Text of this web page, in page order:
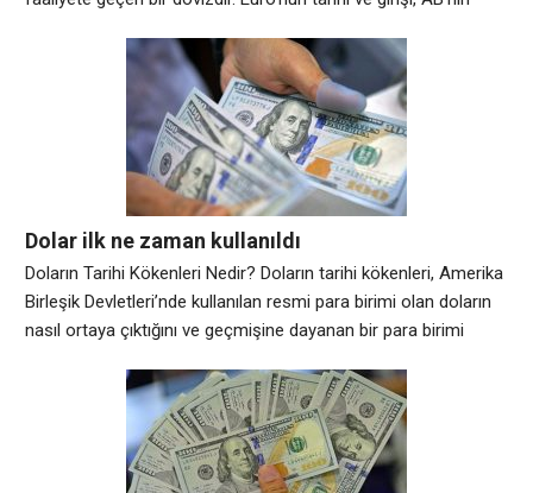
Ekonomik Topluluğu’nun (AET) kuruluşundan bu yana, Avrupa
ülkeleri arasındaki ekonomik entegrasyon çabaları artmış ve
ortak bir para birimi fikri ortaya
Dolar ilk ne zaman kullanıldı
Doların Tarihi Kökenleri Nedir? Doların tarihi kökenleri, Amerika
Birleşik Devletleri’nde kullanılan resmi para birimi olan doların
nasıl ortaya çıktığını ve geçmişine dayanan bir para birimi
önemli gelişmelere ve ekonomik olaylara dayanmaktadır.
Doların kökenleri, 18. yüzyılın sonuna dayanır. Amerika Birleşik
Devletleri’nin bağımsızlık mücadelesi sırasında, Amerikan
kolonileri, İngiliz sterlini yerine